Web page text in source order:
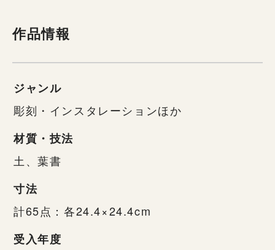
作品情報
ジャンル
彫刻・インスタレーションほか
材質・技法
土、葉書
寸法
計65点：各24.4×24.4cm
受入年度